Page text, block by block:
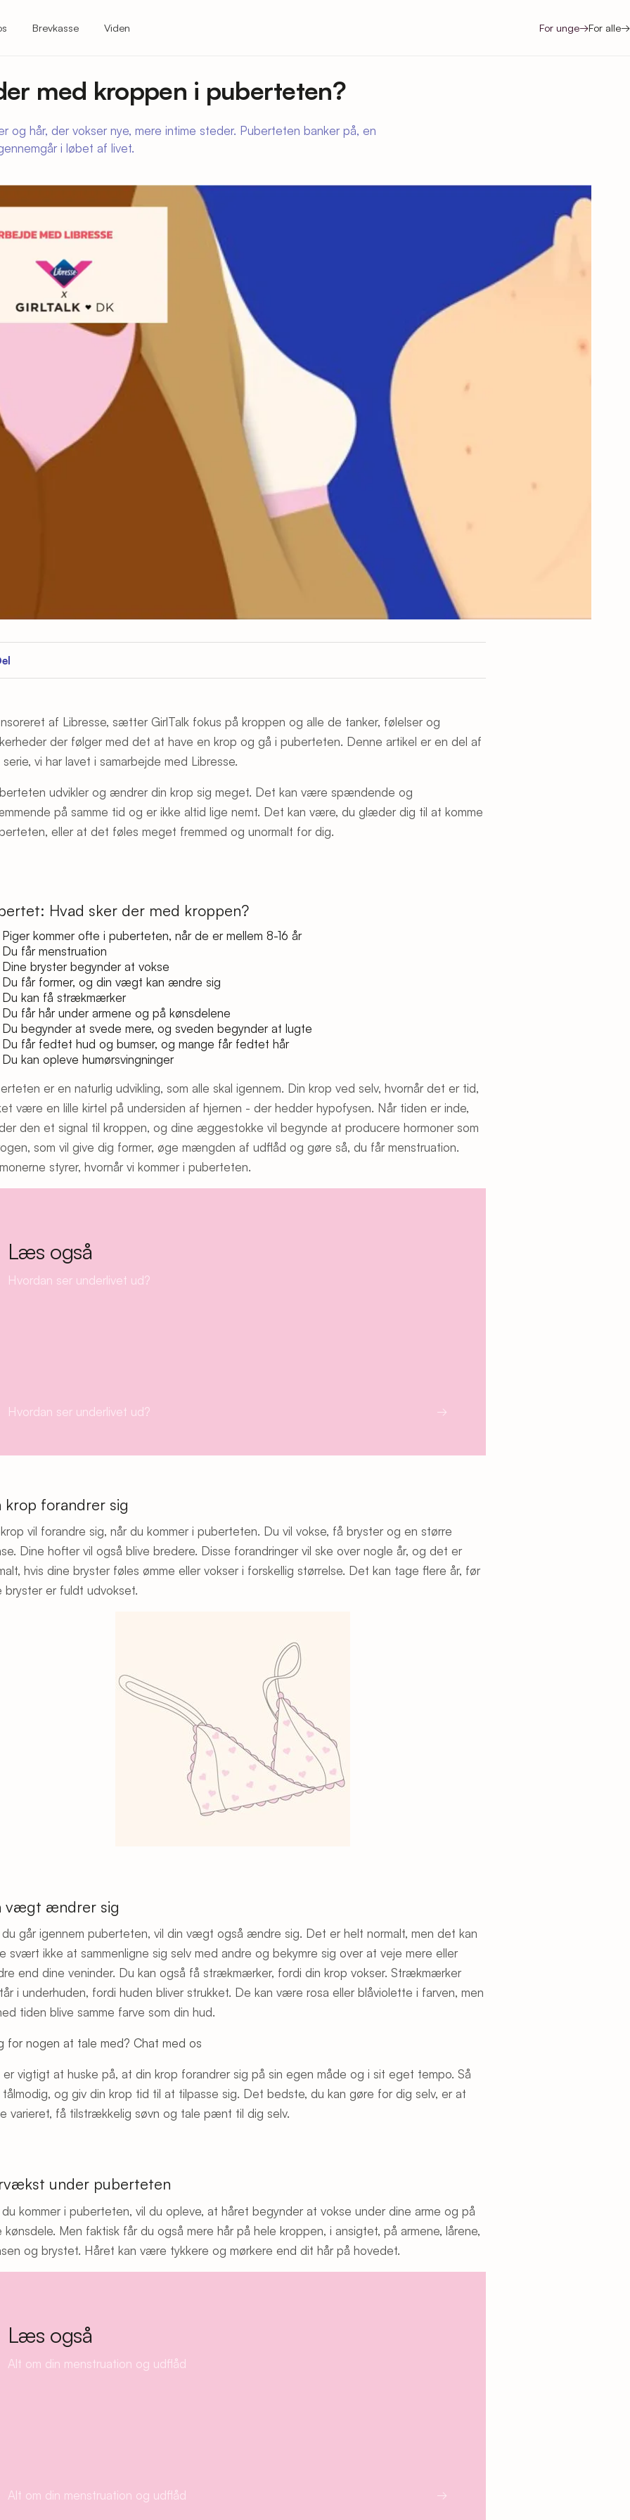
Brevkasse Viden For unge→For alle→
med kroppen i puberteten?
og hår, der vokser nye, mere intime steder. Puberteten banker på, en
i løbet af livet.
af Libresse, sætter GirlTalk fokus på kroppen og alle de tanker, følelser og
der følger med det at have en krop og gå i puberteten. Denne artikel er en del af
vi har lavet i samarbejde med Libresse.
udvikler og ændrer din krop sig meget. Det kan være spændende og
på samme tid og er ikke altid lige nemt. Det kan være, du glæder dig til at komme
eller at det føles meget fremmed og unormalt for dig.
Hvad sker der med kroppen?
Piger kommer ofte i puberteten, når de er mellem 8-16 år
Du får menstruation
Dine bryster begynder at vokse
Du får former, og din vægt kan ændre sig
Du kan få strækmærker
Du får hår under armene og på kønsdelene
Du begynder at svede mere, og sveden begynder at lugte
Du får fedtet hud og bumser, og mange får fedtet hår
Du kan opleve humørsvingninger
er en naturlig udvikling, som alle skal igennem. Din krop ved selv, hvornår det er tid,
være en lille kirtel på undersiden af hjernen - der hedder hypofysen. Når tiden er inde,
den et signal til kroppen, og dine æggestokke vil begynde at producere hormoner som
som vil give dig former, øge mængden af udflåd og gøre så, du får menstruation.
styrer, hvornår vi kommer i puberteten.
Læs også
Hvordan ser underlivet ud?
Hvordan ser underlivet ud? →
krop forandrer sig
vil forandre sig, når du kommer i puberteten. Du vil vokse, få bryster og en større
Dine hofter vil også blive bredere. Disse forandringer vil ske over nogle år, og det er
hvis dine bryster føles ømme eller vokser i forskellig størrelse. Det kan tage flere år, før
bryster er fuldt udvokset.
vægt ændrer sig
går igennem puberteten, vil din vægt også ændre sig. Det er helt normalt, men det kan
svært ikke at sammenligne sig selv med andre og bekymre sig over at veje mere eller
end dine veninder. Du kan også få strækmærker, fordi din krop vokser. Strækmærker
i underhuden, fordi huden bliver strukket. De kan være rosa eller blåviolette i farven, men
tiden blive samme farve som din hud.
for nogen at tale med? Chat med os
vigtigt at huske på, at din krop forandrer sig på sin egen måde og i sit eget tempo. Så
og giv din krop tid til at tilpasse sig. Det bedste, du kan gøre for dig selv, er at
varieret, få tilstrækkelig søvn og tale pænt til dig selv.
under puberteten
kommer i puberteten, vil du opleve, at håret begynder at vokse under dine arme og på
kønsdele. Men faktisk får du også mere hår på hele kroppen, i ansigtet, på armene, lårene,
og brystet. Håret kan være tykkere og mørkere end dit hår på hovedet.
Læs også
Alt om din menstruation og udflåd
Alt om din menstruation og udflåd →